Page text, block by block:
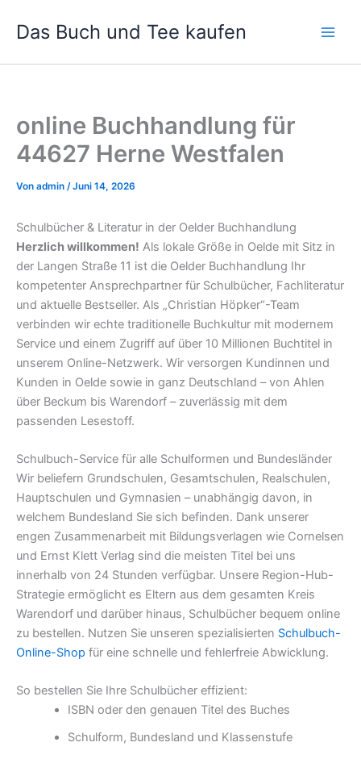
InhaltDas Buch und Tee kaufen
online Buchhandlung für
44627 Herne Westfalen
Von admin /Juni 14, 2026
Schulbücher & Literatur in der Oelder Buchhandlung
Herzlich willkommen! Als lokale Größe in Oelde mit Sitz in
der Langen Straße 11 ist die Oelder Buchhandlung Ihr
kompetenter Ansprechpartner für Schulbücher, Fachliteratur
und aktuelle Bestseller. Als „Christian Höpker“-Team
verbinden wir echte traditionelle Buchkultur mit modernem
Service und einem Zugriff auf über 10 Millionen Buchtitel in
unserem Online-Netzwerk. Wir versorgen Kundinnen und
Kunden in Oelde sowie in ganz Deutschland – von Ahlen
über Beckum bis Warendorf – zuverlässig mit dem
passenden Lesestoff.
Schulbuch-Service für alle Schulformen und Bundesländer
Wir beliefern Grundschulen, Gesamtschulen, Realschulen,
Hauptschulen und Gymnasien – unabhängig davon, in
welchem Bundesland Sie sich befinden. Dank unserer
engen Zusammenarbeit mit Bildungsverlagen wie Cornelsen
und Ernst Klett Verlag sind die meisten Titel bei uns
innerhalb von 24 Stunden verfügbar. Unsere Region-Hub-
Strategie ermöglicht es Eltern aus dem gesamten Kreis
Warendorf und darüber hinaus, Schulbücher bequem online
zu bestellen. Nutzen Sie unseren spezialisierten Schulbuch-
Online-Shop für eine schnelle und fehlerfreie Abwicklung.
So bestellen Sie Ihre Schulbücher effizient:
ISBN oder den genauen Titel des Buches
Schulform, Bundesland und Klassenstufe